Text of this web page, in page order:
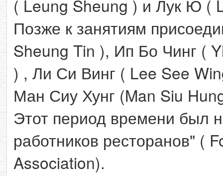
( Leung Sheung ) и Лук Ю (
Позже к занятиям
Sheung Tin ), Ип Бо Чинг (
) , Ли Си Винг ( Lee See
Ман Сиу Хунг (Man Siu
Этот период времени был
работников ресторанов" (
Association).